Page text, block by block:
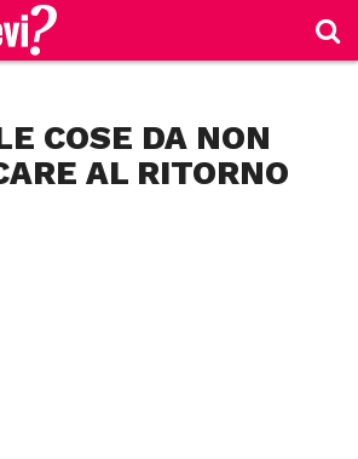
COSE DA NON
AL RITORNO